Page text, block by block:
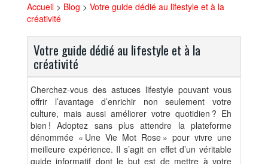
Accueil > Blog > Votre guide dédié au lifestyle et à la
créativité
Votre guide dédié au lifestyle et à la
créativité
Cherchez-vous des astuces lifestyle pouvant vous
offrir l’avantage d’enrichir non seulement votre
culture, mais aussi améliorer votre quotidien ? Eh
bien ! Adoptez sans plus attendre la plateforme
dénommée « Une Vie Mot Rose » pour vivre une
meilleure expérience. Il s’agit en effet d’un véritable
guide informatif dont le but est de mettre à votre